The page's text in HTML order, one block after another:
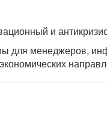
и
для менеджеров,